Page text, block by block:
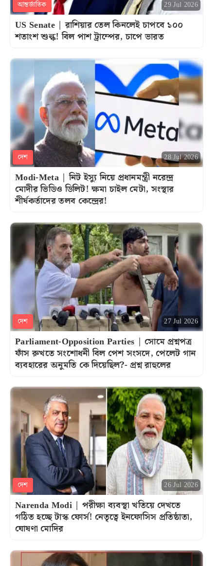
আন্তর্জাতিক 29 Jul 2026
US Senate | রাশিয়ার তেল কিনলেই চাপবে ১০০
শতাংশ শুল্ক! বিল পাশ ট্রাম্পের, চাপে ভারত
দেশ 28 Jul 2026
Modi-Meta | নিট ইস্যু নিয়ে প্রধানমন্ত্রী নরেন্দ্র
মোদীর ভিডিও ডিলিট! ক্ষমা চাইল মেটা, সংস্থার
শীর্ষকর্তাদের তলব কেন্দ্রের!
দেশ 27 Jul 2026
Parliament-Opposition Parties | সোমে প্রশ্নপত্র
ফাঁস রুখতে সংশোধনী বিল পেশ সংসদে, পেলেট গান
ব্যবহারের অনুমতি কে দিয়েছিল?- প্রশ্ন রাহুলের
দেশ 26 Jul 2026
Narenda Modi | পরীক্ষা ব্যবস্থা খতিয়ে দেখতে
গঠিত হচ্ছে টাস্ক ফোর্স! নেতৃত্বে ইনফোসিস প্রতিষ্ঠাতা,
ঘোষণা মোদির